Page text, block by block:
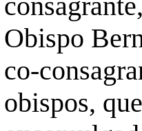
Obispo
co-
obispos,